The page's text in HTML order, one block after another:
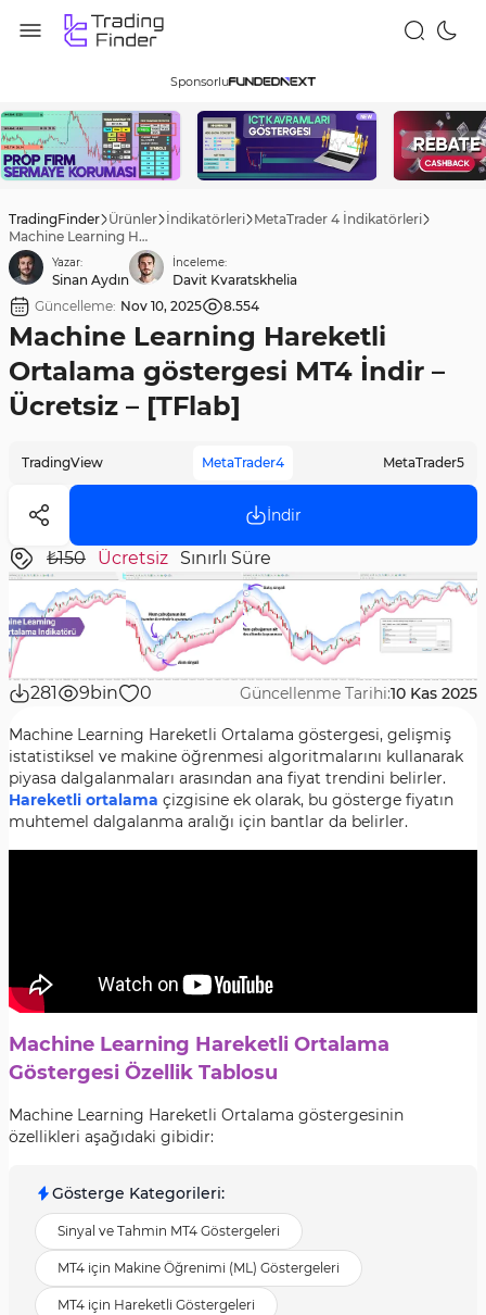
Sponsorlu
TradingFinder Ürünler İndikatörleri MetaTrader 4 İndikatörleri
Machine Learning Hareketli Ortalama göstergesi MT4 İndir – Ücretsiz – [TFlab]
Yazar:
Sinan Aydın
İnceleme:
Davit Kvaratskhelia
Güncelleme: Nov 10, 2025 8.554
Machine Learning Hareketli
Ortalama göstergesi MT4 İndir –
Ücretsiz – [TFlab]
TradingView MetaTrader4 MetaTrader5
İndir
₺150 Ücretsiz Sınırlı Süre
281 9bin 0 Güncellenme Tarihi:10 Kas 2025
Machine Learning Hareketli Ortalama göstergesi, gelişmiş
istatistiksel ve makine öğrenmesi algoritmalarını kullanarak
piyasa dalgalanmaları arasından ana fiyat trendini belirler.
Hareketli ortalama çizgisine ek olarak, bu gösterge fiyatın
muhtemel dalgalanma aralığı için bantlar da belirler.
Machine Learning Hareketli Ortalama
Göstergesi Özellik Tablosu
Machine Learning Hareketli Ortalama göstergesinin
özellikleri aşağıdaki gibidir:
Gösterge Kategorileri:
Sinyal ve Tahmin MT4 Göstergeleri
MT4 için Makine Öğrenimi (ML) Göstergeleri
MT4 için Hareketli Göstergeleri